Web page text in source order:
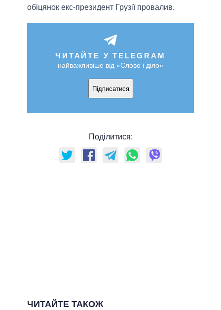
обіцянок екс-президент Грузії провалив.
ЧИТАЙТЕ У TELEGRAM
найважливіше від «Слово і діло»
Підписатися
Поділитися:
ЧИТАЙТЕ ТАКОЖ